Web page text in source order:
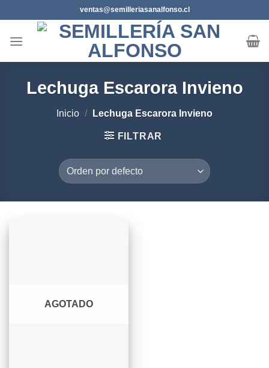
al
contenido
ventas@semilleriasanalfonso.cl
Lechuga Escarora Invieno
Inicio / Lechuga Escarora Invieno
FILTRAR
AGOTADO